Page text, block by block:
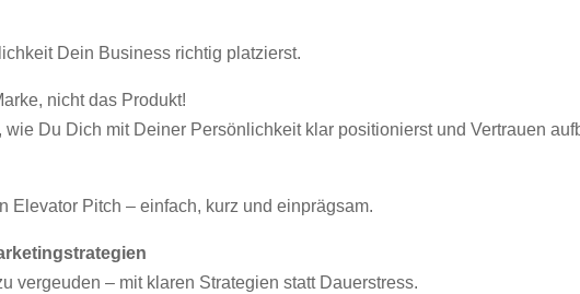
Dein Business richtig platzierst.
nicht das Produkt!
Du Dich mit Deiner Persönlichkeit klar positionierst und Vertrauen
Elevator Pitch – einfach, kurz und einprägsam.
vergeuden – mit klaren Strategien statt Dauerstress.